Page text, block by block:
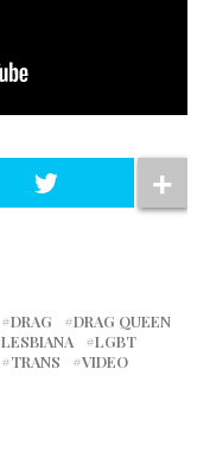
DRAG
DRAG QUEEN
LESBIANA
LGBT
TRANS VIDEO